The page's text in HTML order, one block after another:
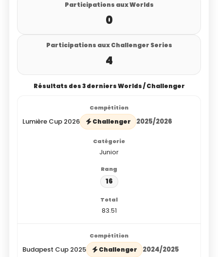
Participations aux Worlds
0
Participations aux Challenger Series
4
Résultats des 3 derniers Worlds / Challenger
Lumière Cup 2026 Challenger 2025/2026
Junior
16
83.51
Budapest Cup 2025 Challenger 2024/2025